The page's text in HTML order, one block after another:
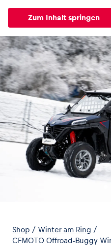
Zum Inhalt springen
Alle News Events
News
Shop / Winter am Ring /
CFMOTO Offroad-Buggy